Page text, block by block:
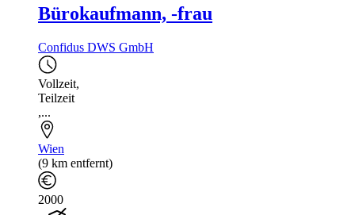
Bürokaufmann, -frau
Confidus DWS GmbH
Vollzeit,
Teilzeit
,...
Wien
(9 km entfernt)
2000